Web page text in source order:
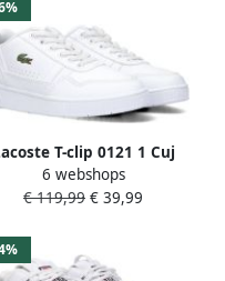
26 27
T-clip 0121 1 Cuj
(gs) Basketball Schoenen
dark green maat: 37
6 webshops
€ 119,99 € 39,99